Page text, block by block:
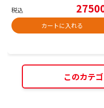
税込
カートに入れる
このカテ